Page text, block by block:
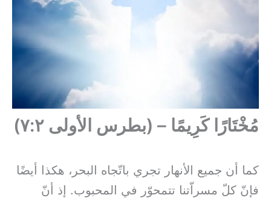
مُخْتَارًا كَرِيمًا – (بطرس الأولى ٧:٢)
كما أن جميع الأنهار تجري باتّجاه البحر، هكذا أيضًا
فإنّ كلّ مسراّتنا تتمحوّر في المحبوب. إذ أنّ